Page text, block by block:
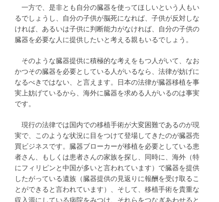
一方で、是非とも自分の臓器を使ってほしいという人もい
るでしょうし、自分の子供が脳死になれば、子供が反対しな
ければ、あるいは子供に判断能力がなければ、自分の子供の
臓器を必要な人に提供したいと考える親もいるでしょう。
そのような臓器提供に積極的な考えをもつ人がいて、なお
かつその臓器を必要としている人がいるなら、法律が妨げに
なるべきではない、と言えます。日本の法律が臓器移植を事
実上妨げているから、海外に臓器を求める人がいるのは事実
です。
現行の法律では国内での移植手術が大変困難であるのが現
実で、このような状況に目をつけて登場してきたのが臓器売
買ビジネスです。臓器ブローカーが移植を必要としている患
者さん、もしくは患者さんの家族を探し、同時に、海外（特
にフィリピンと中国が多いと言われています）で臓器を提供
したがっている遺族（臓器提供の見返りに報酬を受け取るこ
とができると言われています）、そして、移植手術を貴重な
収入源にしている病院をみつけ、それらをつなぎあわせると